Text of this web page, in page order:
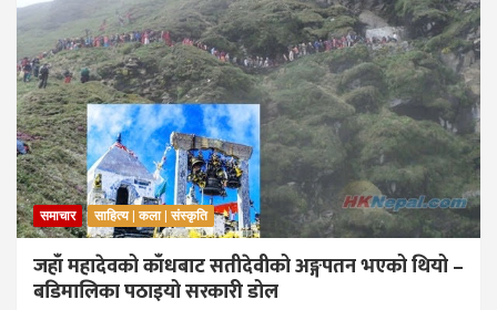
समाचार साहित्य | कला | संस्कृति
जहाँ महादेवको काँधबाट सतीदेवीको अङ्गपतन भएको थियो –
बडिमालिका पठाइयो सरकारी डोल